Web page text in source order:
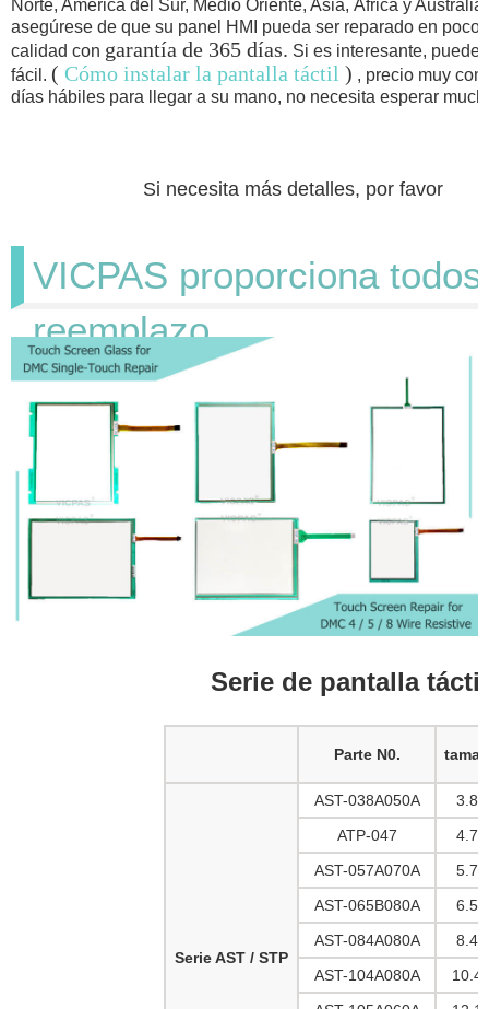
Norte, América del Sur, Medio Oriente, Asia, África y
asegúrese de que su panel HMI pueda ser reparado en
calidad con garantía de 365 días. Si es interesante, puede
fácil. ( Cómo instalar la pantalla táctil ) , precio muy
días hábiles para llegar a su mano, no necesita esperar
Si necesita más detalles, por favor
VICPAS proporciona
reemplazo
Serie de pantalla
Parte N0.
Serie AST / STP
AST-038A050A
3.8 "
ATP-047
4.7 "
AST-057A070A
5.7 "
AST-065B080A
6.5 "
AST-084A080A
8.4 "
AST-104A080A
10.4